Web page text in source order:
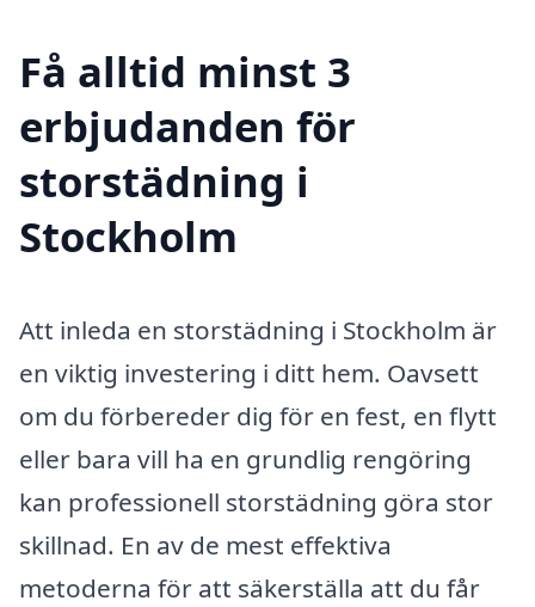
Få alltid minst 3
erbjudanden för
storstädning i
Stockholm
Att inleda en storstädning i Stockholm är
en viktig investering i ditt hem. Oavsett
om du förbereder dig för en fest, en flytt
eller bara vill ha en grundlig rengöring
kan professionell storstädning göra stor
skillnad. En av de mest effektiva
metoderna för att säkerställa att du får